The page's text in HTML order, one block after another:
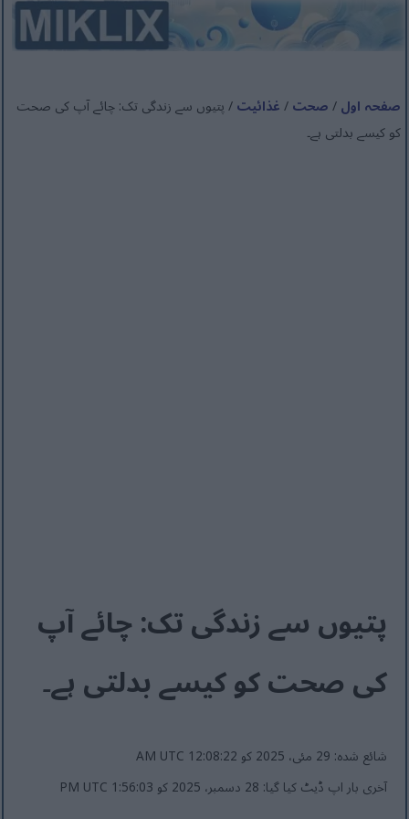
صفحہ اول/صحت/غذائیت/ پتیوں سے زندگی تک: چائے آپ کی صحت
کو کیسے بدلتی ہے۔
پتیوں سے زندگی تک: چائے آپ
کی صحت کو کیسے بدلتی ہے۔
شائع شدہ: 29 مئی، 2025 کو 12:08:22 AM UTC
آخری بار اپ ڈیٹ کیا گیا: 28 دسمبر، 2025 کو 1:56:03 PM UTC